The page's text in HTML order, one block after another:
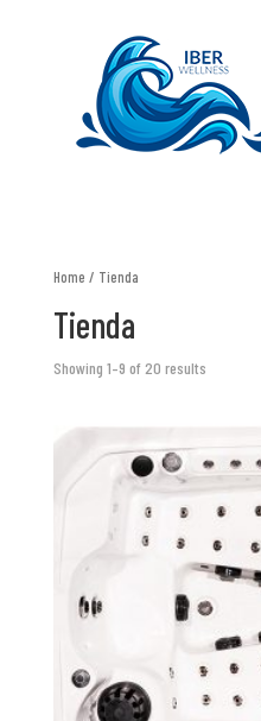
Home / Tienda
Tienda
Showing 1–9 of 20 results